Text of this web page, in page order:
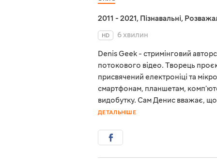
2011 - 2021, Пізнавальні,
HD
6 хвилин
Denis Geek - стримінговий
потокового відео. Творець
присвячений електроніці та
смартфонам, планшетам,
видобутку. Сам Денис вважає,
ДЕТАЛЬНІШЕ